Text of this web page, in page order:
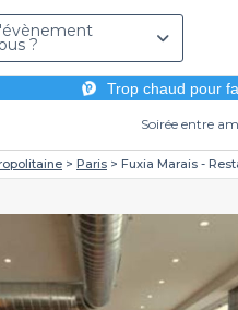
?
Trop chaud pour
Soirée entre
Paris Fuxia Marais -